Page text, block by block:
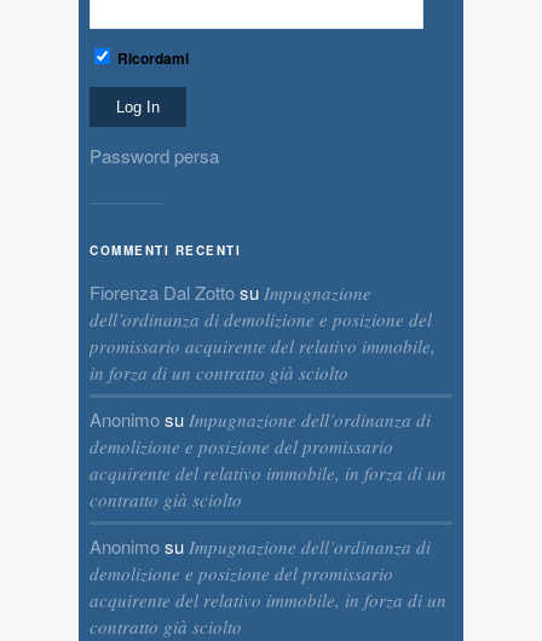
Ricordami
Password persa
COMMENTI RECENTI
Fiorenza Dal Zottosu Impugnazione
dell’ordinanza di demolizione e posizione del
promissario acquirente del relativo immobile,
in forza di un contratto già sciolto
Anonimosu Impugnazione dell’ordinanza di
demolizione e posizione del promissario
acquirente del relativo immobile, in forza di un
contratto già sciolto
Anonimosu Impugnazione dell’ordinanza di
demolizione e posizione del promissario
acquirente del relativo immobile, in forza di un
contratto già sciolto